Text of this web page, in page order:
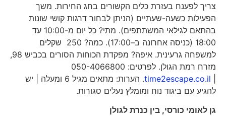
צריך לפענח בעזרת כלים הקשורים בחג החירות. משך
הפעילות כשעה-שעתיים (הניתן לבחור דרגות קושי שונות
בהתאם לגילאי המשתתפים). מתי? כל יום מ-10:00 עד
18:00 (כניסה אחרונה ב–17:00). כמה? 250 שקלים
למשפחה גרעינית. איפה? מפקדת הכוחות הסורים בכביש 98,
מזרח רמת הגולן. לפרטים: 050-4066800
time2escape.co.il
. הערות: מתאים מגיל 6 ומעלה | יש
להגיע עם ביגוד נוח ומומלץ נעלים סגורות.
גן לאומי כורסי, בין כנרת לגולן